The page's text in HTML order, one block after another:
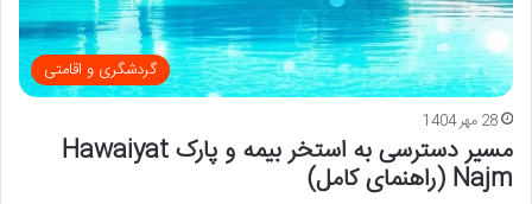
گردشگری و اقامتی
28 مهر 1404
مسیر دسترسی به استخر بیمه و پارک Hawaiyat
Najm (راهنمای کامل)